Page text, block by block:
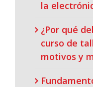
la
¿Por qué
curso de
motivos y